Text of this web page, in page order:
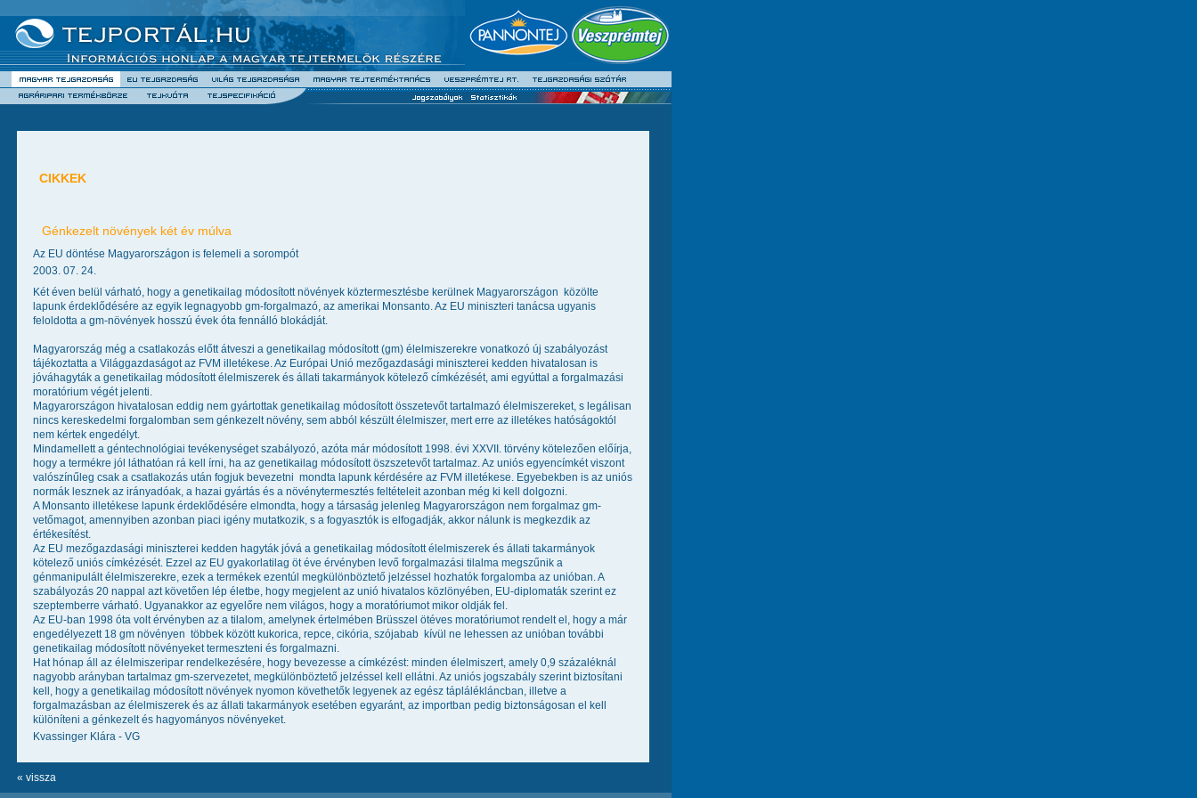
CIKKEK
Génkezelt növények két év múlva
Az EU döntése Magyarországon is felemeli a sorompót
2003. 07. 24.
Két éven belül várható, hogy a genetikailag módosított növények köztermesztésbe kerülnek Magyarországon  közölte
lapunk érdeklődésére az egyik legnagyobb gm-forgalmazó, az amerikai Monsanto. Az EU miniszteri tanácsa ugyanis
feloldotta a gm-növények hosszú évek óta fennálló blokádját.
Magyarország még a csatlakozás előtt átveszi a genetikailag módosított (gm) élelmiszerekre vonatkozó új szabályozást 
tájékoztatta a Világgazdaságot az FVM illetékese. Az Európai Unió mezőgazdasági miniszterei kedden hivatalosan is
jóváhagyták a genetikailag módosított élelmiszerek és állati takarmányok kötelező címkézését, ami egyúttal a forgalmazási
moratórium végét jelenti.
Magyarországon hivatalosan eddig nem gyártottak genetikailag módosított összetevőt tartalmazó élelmiszereket, s legálisan
nincs kereskedelmi forgalomban sem génkezelt növény, sem abból készült élelmiszer, mert erre az illetékes hatóságoktól
nem kértek engedélyt.
Mindamellett a géntechnológiai tevékenységet szabályozó, azóta már módosított 1998. évi XXVII. törvény kötelezően előírja,
hogy a termékre jól láthatóan rá kell írni, ha az genetikailag módosított öszszetevőt tartalmaz. Az uniós egyencímkét viszont
valószínűleg csak a csatlakozás után fogjuk bevezetni  mondta lapunk kérdésére az FVM illetékese. Egyebekben is az uniós
normák lesznek az irányadóak, a hazai gyártás és a növénytermesztés feltételeit azonban még ki kell dolgozni.
A Monsanto illetékese lapunk érdeklődésére elmondta, hogy a társaság jelenleg Magyarországon nem forgalmaz gm-
vetőmagot, amennyiben azonban piaci igény mutatkozik, s a fogyasztók is elfogadják, akkor nálunk is megkezdik az
értékesítést.
Az EU mezőgazdasági miniszterei kedden hagyták jóvá a genetikailag módosított élelmiszerek és állati takarmányok
kötelező uniós címkézését. Ezzel az EU gyakorlatilag öt éve érvényben levő forgalmazási tilalma megszűnik a
génmanipulált élelmiszerekre, ezek a termékek ezentúl megkülönböztető jelzéssel hozhatók forgalomba az unióban. A
szabályozás 20 nappal azt követően lép életbe, hogy megjelent az unió hivatalos közlönyében, EU-diplomaták szerint ez
szeptemberre várható. Ugyanakkor az egyelőre nem világos, hogy a moratóriumot mikor oldják fel.
Az EU-ban 1998 óta volt érvényben az a tilalom, amelynek értelmében Brüsszel ötéves moratóriumot rendelt el, hogy a már
engedélyezett 18 gm növényen  többek között kukorica, repce, cikória, szójabab  kívül ne lehessen az unióban további
genetikailag módosított növényeket termeszteni és forgalmazni.
Hat hónap áll az élelmiszeripar rendelkezésére, hogy bevezesse a címkézést: minden élelmiszert, amely 0,9 százaléknál
nagyobb arányban tartalmaz gm-szervezetet, megkülönböztető jelzéssel kell ellátni. Az uniós jogszabály szerint biztosítani
kell, hogy a genetikailag módosított növények nyomon követhetők legyenek az egész táplálékláncban, illetve a
forgalmazásban az élelmiszerek és az állati takarmányok esetében egyaránt, az importban pedig biztonságosan el kell
különíteni a génkezelt és hagyományos növényeket.
Kvassinger Klára - VG
« vissza